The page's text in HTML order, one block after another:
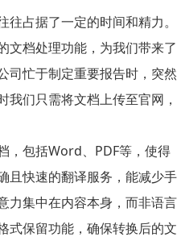
往占据了一定的时间和精力。
文档处理功能，为我们带来了
司忙于制定重要报告时，突然
我们只需将文档上传至官网，
，包括Word、PDF等，使得
且快速的翻译服务，能减少手
力集中在内容本身，而非语言
式保留功能，确保转换后的文